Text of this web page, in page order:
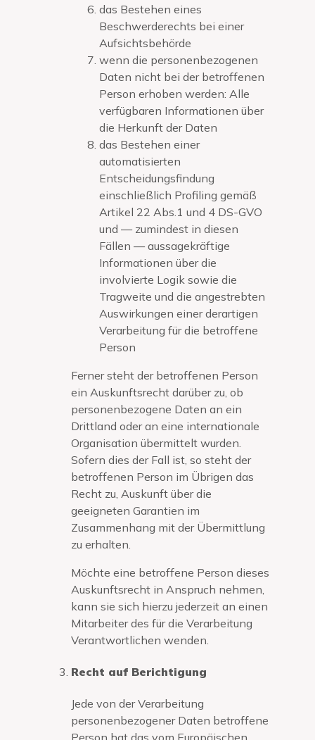
das Bestehen eines
Beschwerderechts bei einer
Aufsichtsbehörde
wenn die personenbezogenen
Daten nicht bei der betroffenen
Person erhoben werden: Alle
verfügbaren Informationen über
die Herkunft der Daten
das Bestehen einer
automatisierten
Entscheidungsfindung
einschließlich Profiling gemäß
Artikel 22 Abs.1 und 4 DS-GVO
und — zumindest in diesen
Fällen — aussagekräftige
Informationen über die
involvierte Logik sowie die
Tragweite und die angestrebten
Auswirkungen einer derartigen
Verarbeitung für die betroffene
Person
Ferner steht der betroffenen Person
ein Auskunftsrecht darüber zu, ob
personenbezogene Daten an ein
Drittland oder an eine internationale
Organisation übermittelt wurden.
Sofern dies der Fall ist, so steht der
betroffenen Person im Übrigen das
Recht zu, Auskunft über die
geeigneten Garantien im
Zusammenhang mit der Übermittlung
zu erhalten.
Möchte eine betroffene Person dieses
Auskunftsrecht in Anspruch nehmen,
kann sie sich hierzu jederzeit an einen
Mitarbeiter des für die Verarbeitung
Verantwortlichen wenden.
Recht auf Berichtigung
Jede von der Verarbeitung
personenbezogener Daten betroffene